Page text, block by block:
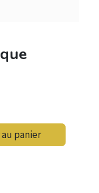
panier